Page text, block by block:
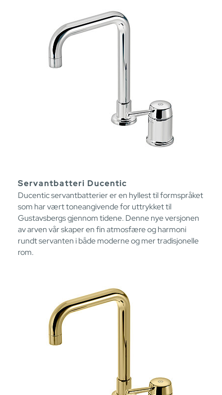
Servantbatteri Ducentic
Ducentic servantbatterier er en hyllest til formspråket
som har vært toneangivende for uttrykket til
Gustavsbergs gjennom tidene. Denne nye versjonen
av arven vår skaper en fin atmosfære og harmoni
rundt servanten i både moderne og mer tradisjonelle
rom.